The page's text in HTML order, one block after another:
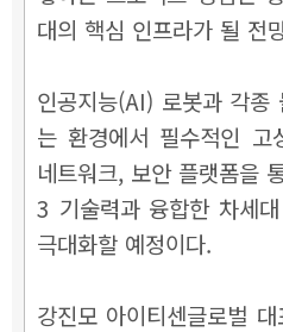
대의 핵심 인프라가 될 전
인공지능(AI) 로봇과 각종
는 환경에서 필수적인 고
네트워크, 보안 플랫폼을
3 기술력과 융합한 차세
극대화할 예정이다.
강진모 아이티센글로벌